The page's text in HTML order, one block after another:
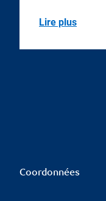
Lire plus
Coordonnées